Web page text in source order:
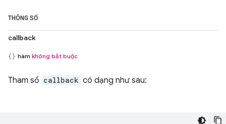
THÔNG SỐ
callback
hàm không bắt buộc
Tham số callback có dạng như sau: